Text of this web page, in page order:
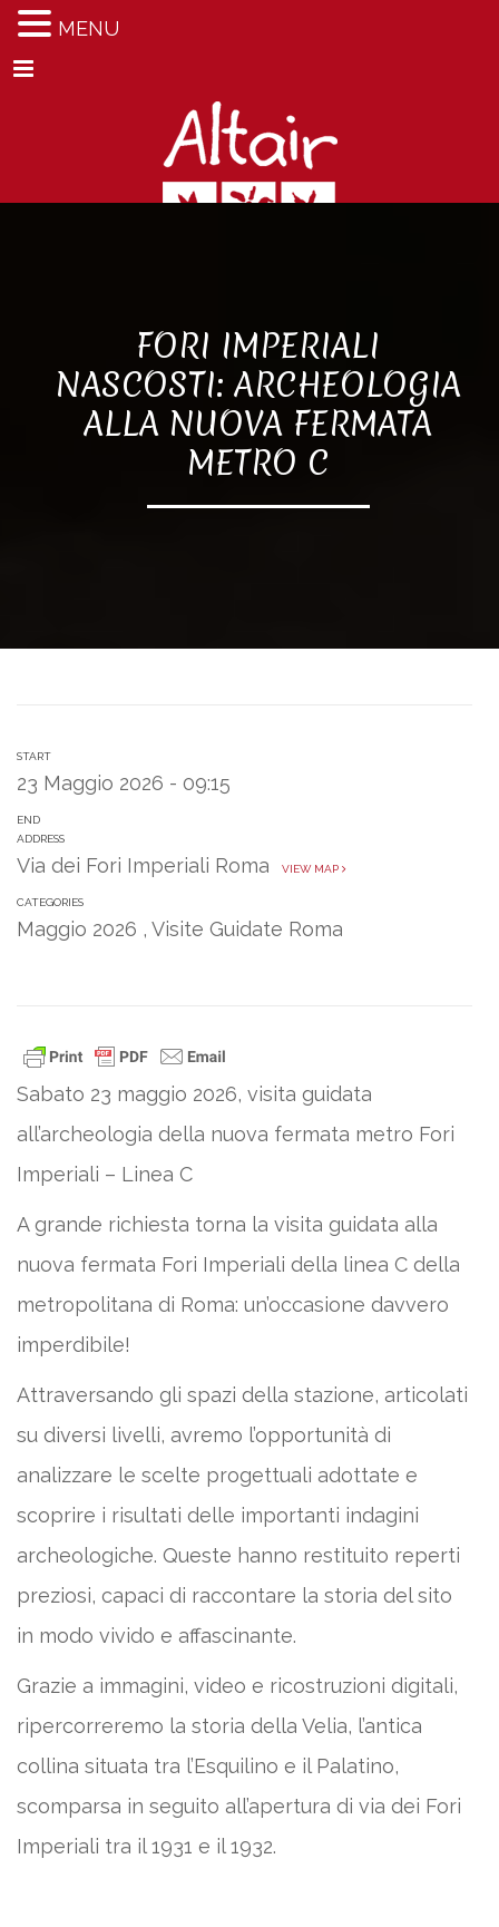
Menu
FORI IMPERIALI
NASCOSTI: ARCHEOLOGIA
ALLA NUOVA FERMATA
METRO C
START
23 Maggio 2026 - 09:15
END
ADDRESS
Via dei Fori Imperiali Roma VIEW MAP
CATEGORIES
Maggio 2026 , Visite Guidate Roma
Sabato 23 maggio 2026, visita guidata
all’archeologia della nuova fermata metro Fori
Imperiali – Linea C
A grande richiesta torna la visita guidata alla
nuova fermata Fori Imperiali della linea C della
metropolitana di Roma: un’occasione davvero
imperdibile!
Attraversando gli spazi della stazione, articolati
su diversi livelli, avremo l’opportunità di
analizzare le scelte progettuali adottate e
scoprire i risultati delle importanti indagini
archeologiche. Queste hanno restituito reperti
preziosi, capaci di raccontare la storia del sito
in modo vivido e affascinante.
Grazie a immagini, video e ricostruzioni digitali,
ripercorreremo la storia della Velia, l’antica
collina situata tra l’Esquilino e il Palatino,
scomparsa in seguito all’apertura di via dei Fori
Imperiali tra il 1931 e il 1932.
MENU